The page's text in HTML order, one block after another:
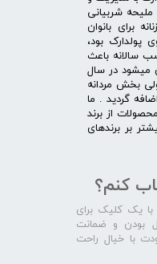
شربیانی
برای بانوان
پولدارک بود،
سالانه باعث
میشود در سال
بخش مردانه
گردید . ما
از برند
بر برندهای
کنم؟
با یک کلیک برای
بودن و ضمانت
زمان عودت با خیال راحت